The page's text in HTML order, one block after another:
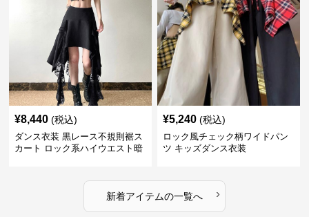
¥8,440 (税込)
ダンス衣装 黒レース不規則裾ス
カート ロック系ハイウエスト暗
¥5,240 (税込)
ロック風チェック柄ワイドパン
ツ キッズダンス衣装
新着アイテムの一覧へ ›